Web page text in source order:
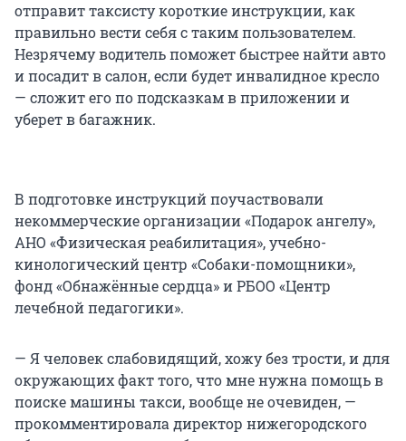
отправит таксисту короткие инструкции, как
правильно вести себя с таким пользователем.
Незрячему водитель поможет быстрее найти авто
и посадит в салон, если будет инвалидное кресло
— сложит его по подсказкам в приложении и
уберет в багажник.
В подготовке инструкций поучаствовали
некоммерческие организации «Подарок ангелу»,
АНО «Физическая реабилитация», учебно-
кинологический центр «Собаки-помощники»,
фонд «Обнажённые сердца» и РБОО «Центр
лечебной педагогики».
— Я человек слабовидящий, хожу без трости, и для
окружающих факт того, что мне нужна помощь в
поиске машины такси, вообще не очевиден, —
прокомментировала директор нижегородского